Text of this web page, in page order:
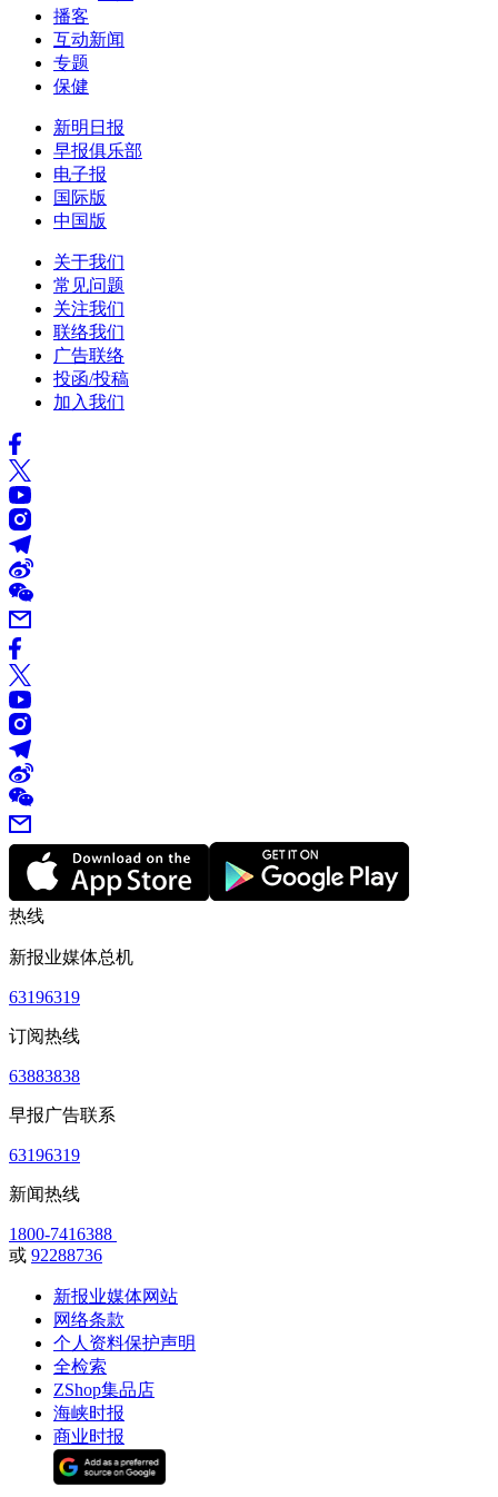
播客
互动新闻
专题
保健
新明日报
早报俱乐部
电子报
国际版
中国版
关于我们
常见问题
关注我们
联络我们
广告联络
投函/投稿
加入我们
热线
新报业媒体总机
63196319
订阅热线
63883838
早报广告联系
63196319
新闻热线
1800-7416388
或 92288736
新报业媒体网站
网络条款
个人资料保护声明
全检索
ZShop集品店
海峡时报
商业时报